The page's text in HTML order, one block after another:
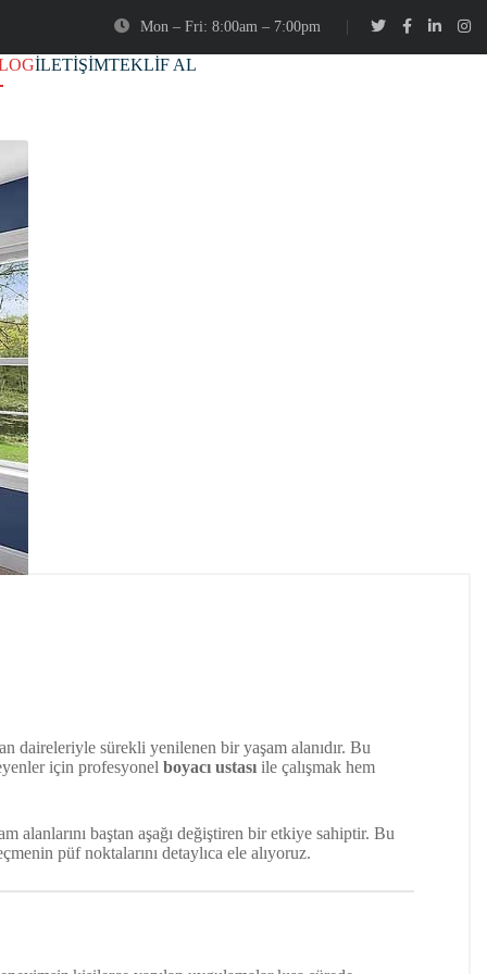
Mon – Fri: 8:00am – 7:00pm
İLETİŞİMTEKLİF AL
daireleriyle sürekli yenilenen bir yaşam alanıdır. Bu
için profesyonel boyacı ustası ile çalışmak hem
alanlarını baştan aşağı değiştiren bir etkiye sahiptir. Bu
püf noktalarını detaylıca ele alıyoruz.